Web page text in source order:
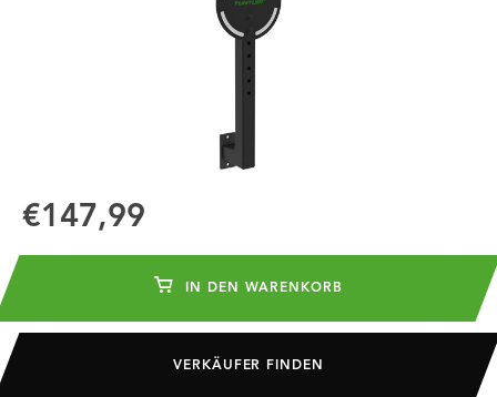
€147,99
IN DEN WARENKORB
VERKÄUFER FINDEN